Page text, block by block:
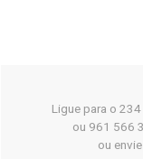
Ligue para o
ou 961 566
ou